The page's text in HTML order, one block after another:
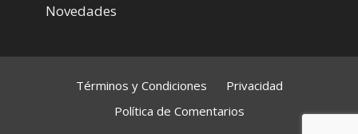
Novedades
Términos y Condiciones
Privacidad
Política de Comentarios